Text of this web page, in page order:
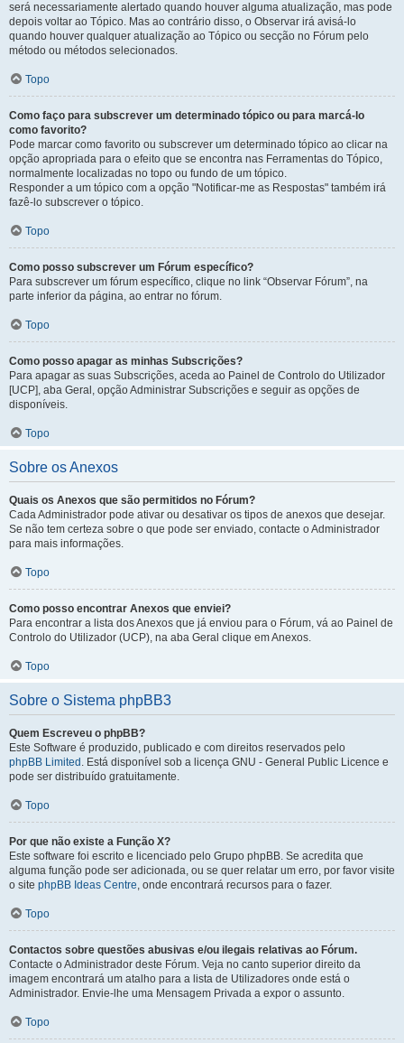
será necessariamente alertado quando houver alguma atualização, mas pode
depois voltar ao Tópico. Mas ao contrário disso, o Observar irá avisá-lo
quando houver qualquer atualização ao Tópico ou secção no Fórum pelo
método ou métodos selecionados.
Topo
Como faço para subscrever um determinado tópico ou para marcá-lo
como favorito?
Pode marcar como favorito ou subscrever um determinado tópico ao clicar na
opção apropriada para o efeito que se encontra nas Ferramentas do Tópico,
normalmente localizadas no topo ou fundo de um tópico.
Responder a um tópico com a opção "Notificar-me as Respostas" também irá
fazê-lo subscrever o tópico.
Topo
Como posso subscrever um Fórum específico?
Para subscrever um fórum específico, clique no link “Observar Fórum”, na
parte inferior da página, ao entrar no fórum.
Topo
Como posso apagar as minhas Subscrições?
Para apagar as suas Subscrições, aceda ao Painel de Controlo do Utilizador
[UCP], aba Geral, opção Administrar Subscrições e seguir as opções de
disponíveis.
Topo
Sobre os Anexos
Quais os Anexos que são permitidos no Fórum?
Cada Administrador pode ativar ou desativar os tipos de anexos que desejar.
Se não tem certeza sobre o que pode ser enviado, contacte o Administrador
para mais informações.
Topo
Como posso encontrar Anexos que enviei?
Para encontrar a lista dos Anexos que já enviou para o Fórum, vá ao Painel de
Controlo do Utilizador (UCP), na aba Geral clique em Anexos.
Topo
Sobre o Sistema phpBB3
Quem Escreveu o phpBB?
Este Software é produzido, publicado e com direitos reservados pelo
phpBB Limited . Está disponível sob a licença GNU - General Public Licence e
pode ser distribuído gratuitamente.
Topo
Por que não existe a Função X?
Este software foi escrito e licenciado pelo Grupo phpBB. Se acredita que
alguma função pode ser adicionada, ou se quer relatar um erro, por favor visite
o site phpBB Ideas Centre, onde encontrará recursos para o fazer.
Topo
Contactos sobre questões abusivas e/ou ilegais relativas ao Fórum.
Contacte o Administrador deste Fórum. Veja no canto superior direito da
imagem encontrará um atalho para a lista de Utilizadores onde está o
Administrador. Envie-lhe uma Mensagem Privada a expor o assunto.
Topo